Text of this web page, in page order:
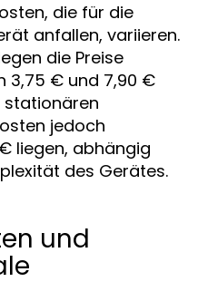
die für die
anfallen, variieren.
die Preise
3,75 € und 7,90 €
stationären
jedoch
liegen, abhängig
des Gerätes.
und